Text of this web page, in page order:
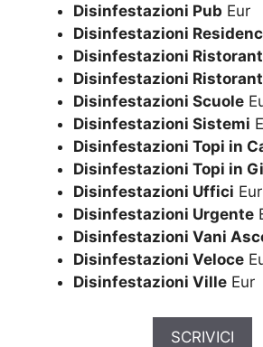
Disinfestazioni Pub Eur
Disinfestazioni
Disinfestazioni
Disinfestazioni
Disinfestazioni Scuole
Disinfestazioni Sistemi
Disinfestazioni Topi in
Disinfestazioni Topi in
Disinfestazioni Uffici Eur
Disinfestazioni Urgente
Disinfestazioni Vani
Disinfestazioni Veloce
Disinfestazioni Ville Eur
SCRIVICI